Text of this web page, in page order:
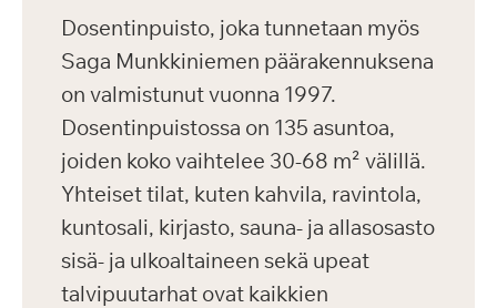
Dosentinpuisto, joka tunnetaan myös
Saga Munkkiniemen päärakennuksena
on valmistunut vuonna 1997.
Dosentinpuistossa on 135 asuntoa,
joiden koko vaihtelee 30-68 m² välillä.
Yhteiset tilat, kuten kahvila, ravintola,
kuntosali, kirjasto, sauna- ja allasosasto
sisä- ja ulkoaltaineen sekä upeat
talvipuutarhat ovat kaikkien